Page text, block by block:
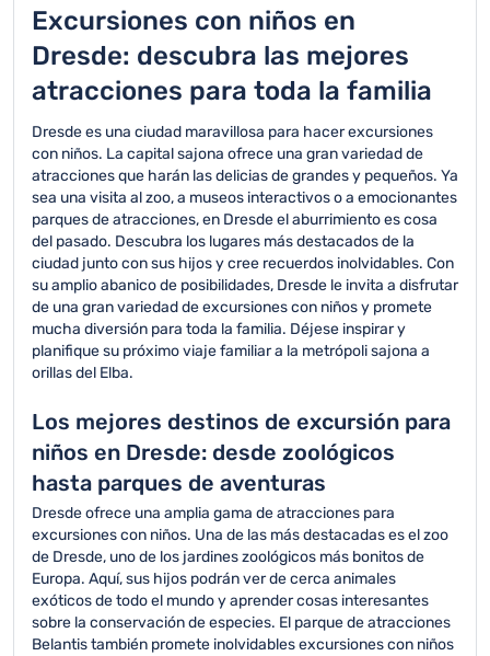
escalada de Dresde, el
circuito de cuerdas
altas en el Großer
Garten o un paseo en
canoa por el Elba.
figuran el parque infantil
cubierto Kidsplanet, el
Museo Infantil y las
Colecciones Técnicas.
Excursiones con niños en
Dresde: descubra las mejores
atracciones para toda la familia
Dresde es una ciudad maravillosa para hacer excursiones
con niños. La capital sajona ofrece una gran variedad de
atracciones que harán las delicias de grandes y pequeños. Ya
sea una visita al zoo, a museos interactivos o a emocionantes
parques de atracciones, en Dresde el aburrimiento es cosa
del pasado. Descubra los lugares más destacados de la
ciudad junto con sus hijos y cree recuerdos inolvidables. Con
su amplio abanico de posibilidades, Dresde le invita a disfrutar
de una gran variedad de excursiones con niños y promete
mucha diversión para toda la familia. Déjese inspirar y
planifique su próximo viaje familiar a la metrópoli sajona a
orillas del Elba.
Los mejores destinos de excursión para
niños en Dresde: desde zoológicos
hasta parques de aventuras
Dresde ofrece una amplia gama de atracciones para
excursiones con niños. Una de las más destacadas es el zoo
de Dresde, uno de los jardines zoológicos más bonitos de
Europa. Aquí, sus hijos podrán ver de cerca animales
exóticos de todo el mundo y aprender cosas interesantes
sobre la conservación de especies. El parque de atracciones
Belantis también promete inolvidables excursiones con niños